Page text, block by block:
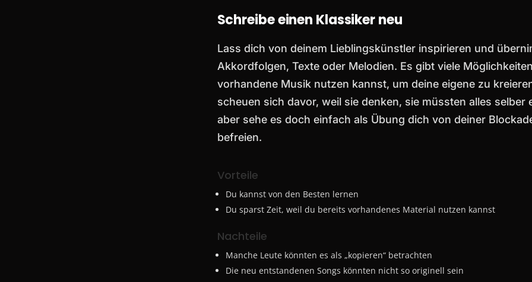
Schreibe einen Klassiker neu
Lass dich von deinem Lieblingskünstler inspirieren und
Akkordfolgen, Texte oder Melodien. Es gibt viele
vorhandene Musik nutzen kannst, um deine eigene zu
scheuen sich davor, weil sie denken, sie müssten alles selber
aber sehe es doch einfach als Übung dich von deiner
befreien.
Vorteile
Du kannst von den Besten lernen
Du sparst Zeit, weil du bereits vorhandenes Material nutzen kannst
Nachteile
Manche Leute könnten es als „kopieren“ betrachten
Die neu entstandenen Songs könnten nicht so originell sein